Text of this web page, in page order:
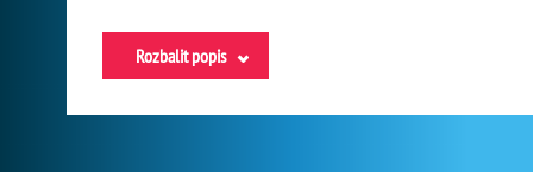
Rozbalit popis